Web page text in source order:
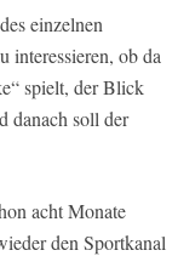
einzelnen
interessieren, ob da
spielt, der Blick
danach soll der
acht Monate
den Sportkanal